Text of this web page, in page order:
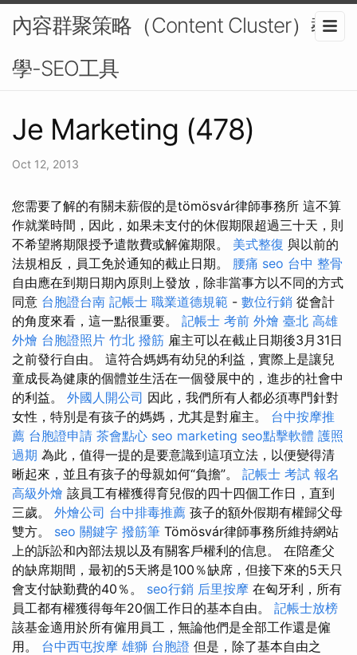
內容群聚策略（Content Cluster）教
學-SEO工具
Je Marketing (478)
Oct 12, 2013
您需要了解的有關未薪假的是tömösvár律師事務所 這不算
作就業時間，因此，如果未支付的休假期限超過三十天，則
不希望將期限授予遣散費或解僱期限。 美式整復 與以前的
法規相反，員工免於通知的截止日期。 腰痛 seo 台中 整骨
自由應在到期日期內原則上發放，除非當事方以不同的方式
同意 台胞證台南 記帳士 職業道德規範 - 數位行銷 從會計
的角度來看，這一點很重要。 記帳士 考前 外燴 臺北 高雄
外燴 台胞證照片 竹北 撥筋 雇主可以在截止日期後3月31日
之前發行自由。 這符合媽媽有幼兒的利益，實際上是讓兒
童成長為健康的個體並生活在一個發展中的，進步的社會中
的利益。 外國人開公司 因此，我們所有人都必須專門針對
女性，特別是有孩子的媽媽，尤其是對雇主。 台中按摩推
薦 台胞證申請 茶會點心 seo marketing seo點擊軟體 護照
過期 為此，值得一提的是要意識到這項立法，以便變得清
晰起來，並且有孩子的母親如何“負擔”。 記帳士 考試 報名
高級外燴 該員工有權獲得育兒假的四十四個工作日，直到
三歲。 外燴公司 台中排毒推薦 孩子的額外假期有權歸父母
雙方。 seo 關鍵字 撥筋筆 Tömösvár律師事務所維持網站
上的訴訟和內部法規以及有關客戶權利的信息。 在陪產父
的缺席期間，最初的5天將是100％缺席，但接下來的5天只
會支付缺勤費的40％。 seo行銷 后里按摩 在匈牙利，所有
員工都有權獲得每年20個工作日的基本自由。 記帳士放榜
該基金適用於所有僱用員工，無論他們是全部工作還是僱
用。 台中西屯按摩 雄獅 台胞證 但是，除了基本自由之